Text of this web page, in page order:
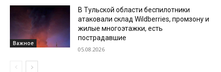
Важное
В Тульской области беспилотники
атаковали склад Wildberries, промзону и
жилые многоэтажки, есть
пострадавшие
05.08.2026